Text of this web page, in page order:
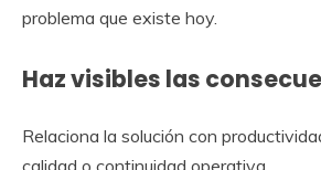
problema que existe hoy.
Haz visibles las
Relaciona la solución con
calidad o continuidad operativa.